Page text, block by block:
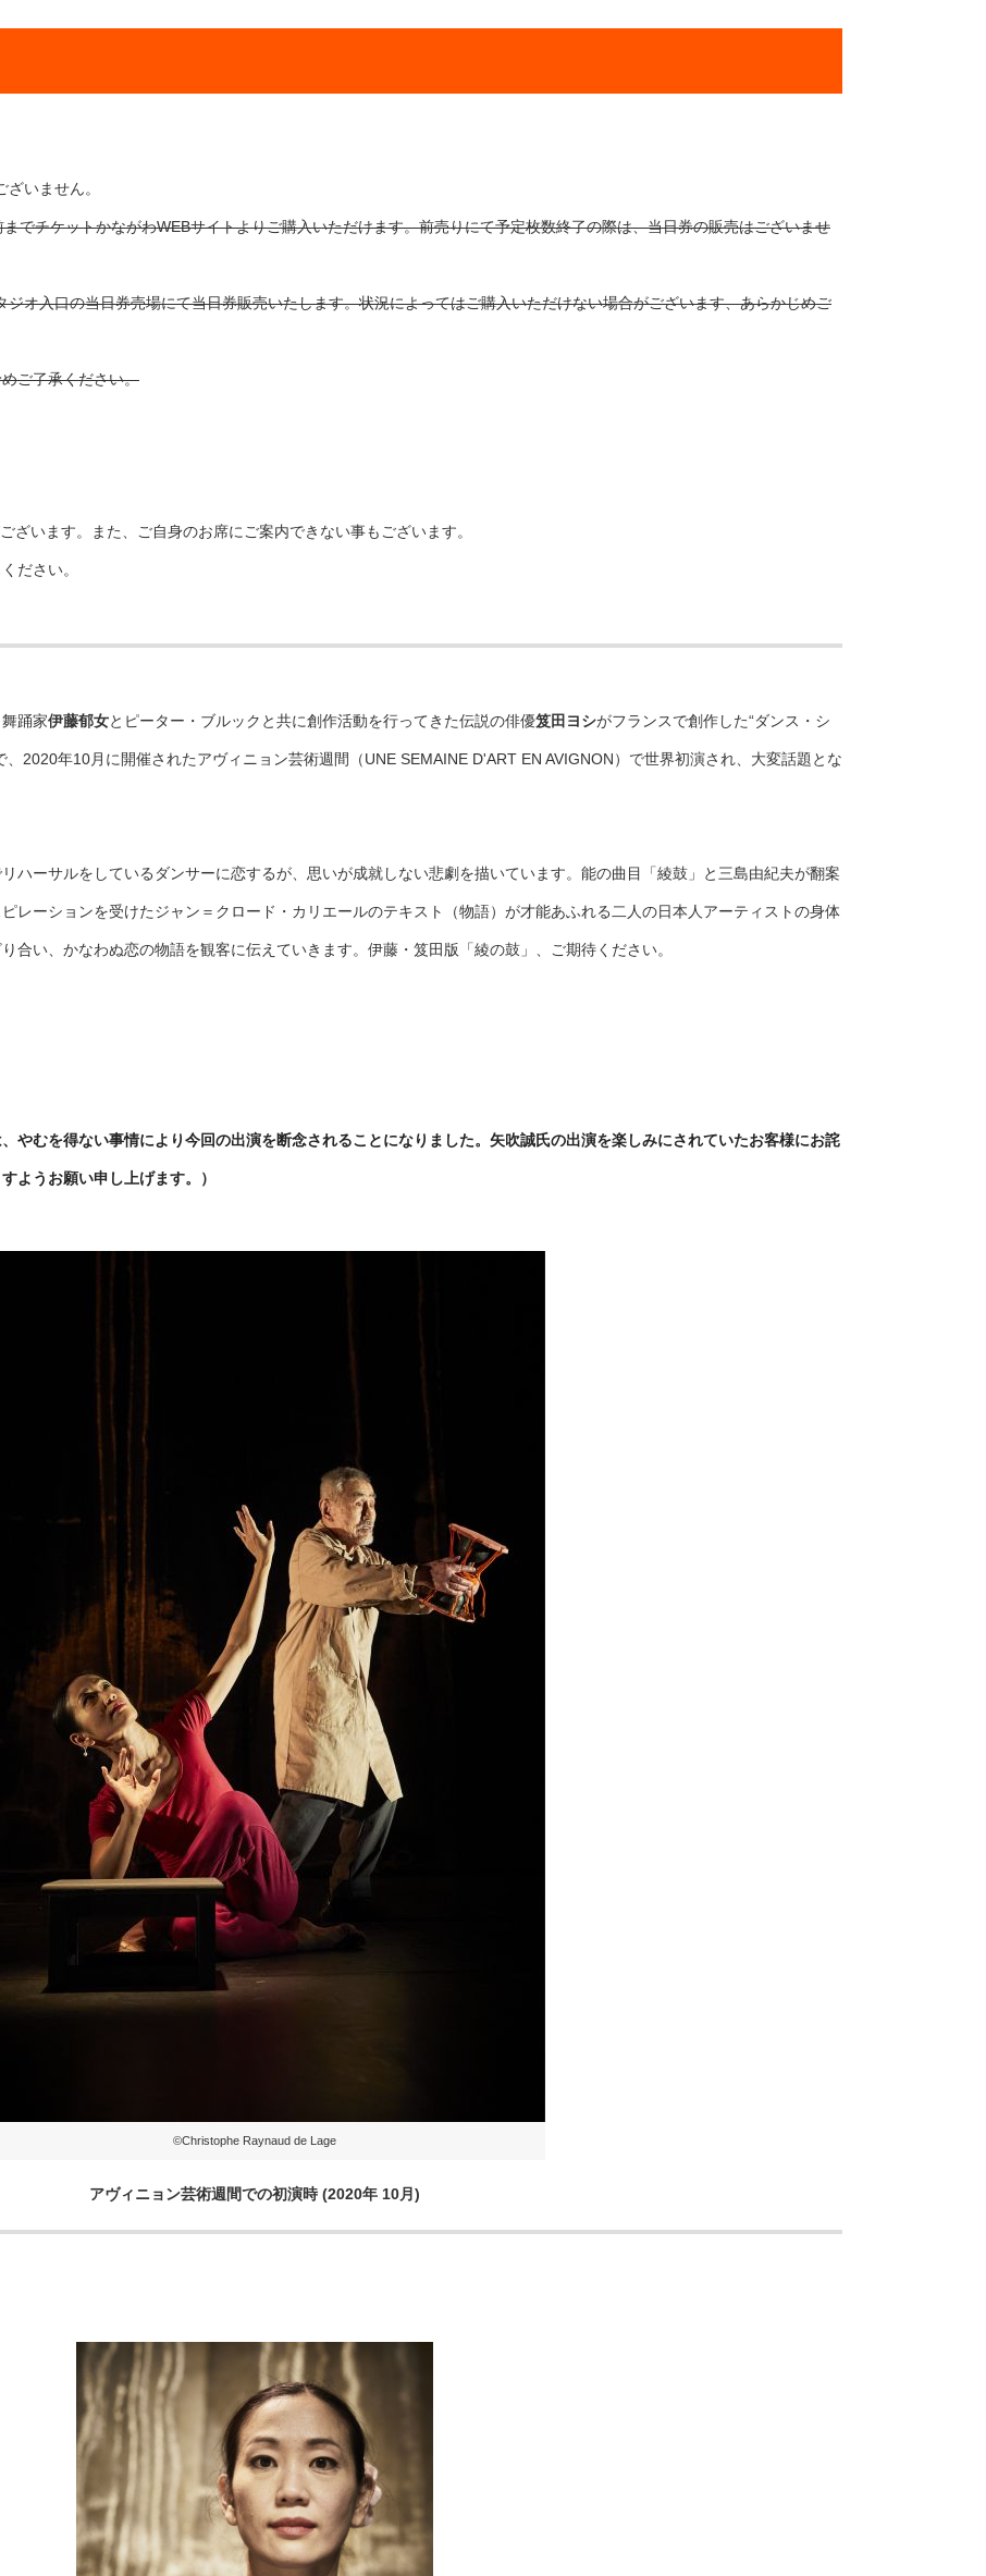
いません。
でチケットかながわWEBサイトよりご購入いただけます。前売りにて予定枚数終了の際は、当日券の販売はございませ
オ入口の当日券売場にて当日券販売いたします。状況によってはご購入いただけない場合がございます、あらかじめご
ご了承ください。
います。また、ご自身のお席にご案内できない事もございます。
ださい。
踊家伊藤郁女とピーター・ブルックと共に創作活動を行ってきた伝説の俳優笈田ヨシがフランスで創作した“ダンス・シ
2020年10月に開催されたアヴィニョン芸術週間（UNE SEMAINE D'ART EN AVIGNON）で世界初演され、大変話題とな
ハーサルをしているダンサーに恋するが、思いが成就しない悲劇を描いています。能の曲目「綾鼓」と三島由紀夫が翻案
レーションを受けたジャン＝クロード・カリエールのテキスト（物語）が才能あふれる二人の日本人アーティストの身体
合い、かなわぬ恋の物語を観客に伝えていきます。伊藤・笈田版「綾の鼓」、ご期待ください。
やむを得ない事情により今回の出演を断念されることになりました。矢吹誠氏の出演を楽しみにされていたお客様にお詫
ようお願い申し上げます。）
©Christophe Raynaud de Lage
アヴィニョン芸術週間での初演時 (2020年 10月)